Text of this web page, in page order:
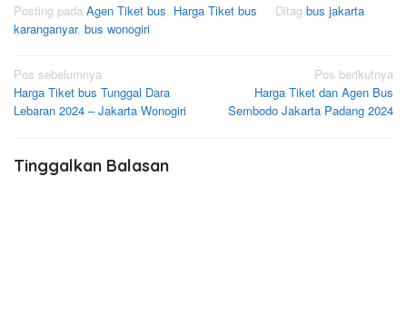
Posting pada Agen Tiket bus Harga Tiket bus Ditag bus jakarta
karanganyar, bus wonogiri
Navigasi
pos
Pos sebelumnya
Harga Tiket bus Tunggal Dara
Lebaran 2024 – Jakarta Wonogiri
Pos berikutnya
Harga Tiket dan Agen Bus
Sembodo Jakarta Padang 2024
Tinggalkan Balasan